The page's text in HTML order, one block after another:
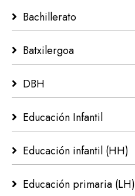
Bachillerato
Batxilergoa
DBH
Educación Infantil
Educación infantil (HH)
Educación primaria (LH)